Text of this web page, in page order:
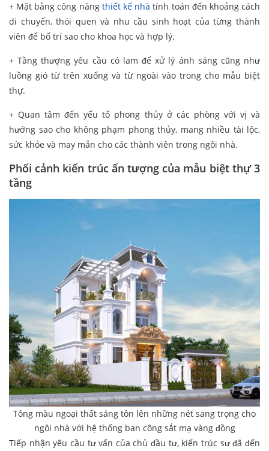
+ Mặt bằng công năng thiết kế nhà tính toán đến khoảng cách
di chuyển, thói quen và nhu cầu sinh hoạt của từng thành
viên để bố trí sao cho khoa học và hợp lý.
+ Tầng thượng yêu cầu có lam để xử lý ánh sáng cũng như
luồng gió từ trên xuống và từ ngoài vào trong cho mẫu biệt
thự.
+ Quan tâm đến yếu tố phong thủy ở các phòng với vị và
hướng sao cho không phạm phong thủy, mang nhiều tài lộc,
sức khỏe và may mắn cho các thành viên trong ngôi nhà.
Phối cảnh kiến trúc ấn tượng của mẫu biệt thự 3
tầng
Tông màu ngoại thất sáng tôn lên những nét sang trọng cho
ngôi nhà với hệ thống ban công sắt mạ vàng đồng
Tiếp nhận yêu cầu tư vấn của chủ đầu tư, kiến trúc sư đã đến